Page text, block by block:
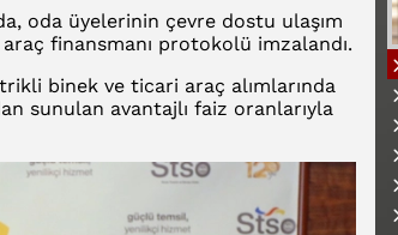
oda üyelerinin çevre dostu ulaşım
finansmanı protokolü imzalandı.
binek ve ticari araç alımlarında
sunulan avantajlı faiz oranlarıyla